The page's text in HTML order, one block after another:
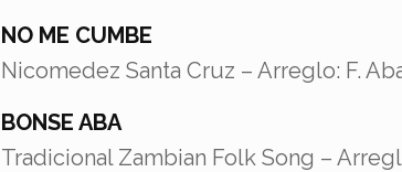
NO ME CUMBE
Nicomedez Santa Cruz – Arreglo: F.
BONSE ABA
Tradicional Zambian Folk Song –